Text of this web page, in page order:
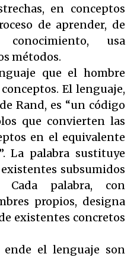
en conceptos
de aprender, de
usa
métodos.
que el hombre
El lenguaje,
Rand, es “un código
que convierten las
en el equivalente
La palabra sustituye
subsumidos
palabra, con
propios, designa
existentes concretos
el lenguaje son